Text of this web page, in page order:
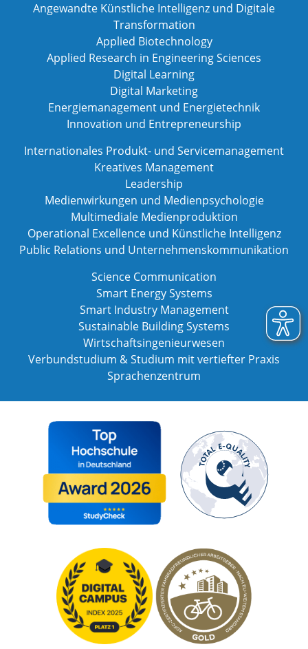
Angewandte Künstliche Intelligenz und Digitale
Transformation
Applied Biotechnology
Applied Research in Engineering Sciences
Digital Learning
Digital Marketing
Energiemanagement und Energietechnik
Innovation und Entrepreneurship
Internationales Produkt- und Servicemanagement
Kreatives Management
Leadership
Medienwirkungen und Medienpsychologie
Multimediale Medienproduktion
Operational Excellence und Künstliche Intelligenz
Public Relations und Unternehmenskommunikation
Science Communication
Smart Energy Systems
Smart Industry Management
Sustainable Building Systems
Wirtschaftsingenieurwesen
Verbundstudium & Studium mit vertiefter Praxis
Sprachenzentrum